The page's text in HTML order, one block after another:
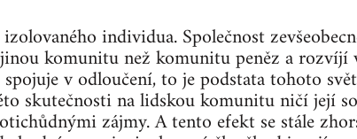
individua. Společnost
komunitu než komunitu peněz a rozvíjí
v odloučení, to je podstata tohoto
skutečnosti na lidskou komunitu ničí její
zájmy. A tento efekt se stále